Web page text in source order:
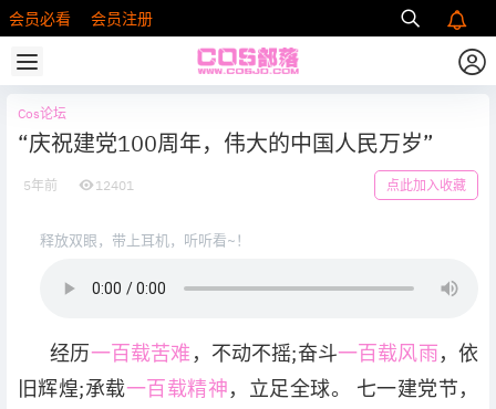
会员必看 会员注册
Cos论坛
“庆祝建党100周年，伟大的中国人民万岁”
5年前 12401 点此加入收藏
释放双眼，带上耳机，听听看~！
经历一百载苦难 ，不动不摇;奋斗一百载风雨，依
旧辉煌;承载一百载精神，立足全球。 七一建党节，